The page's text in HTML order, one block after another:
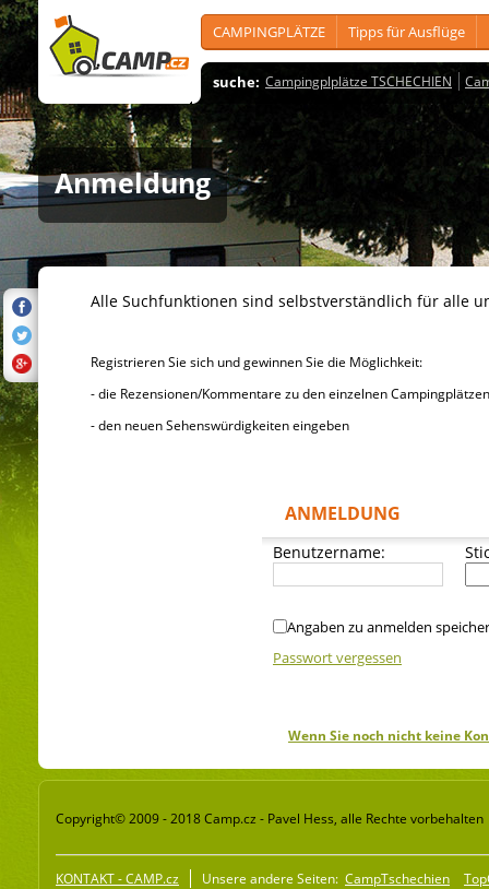
CAMPINGPLÄTZE Tipps für Ausflüge
suche: Campingplplätze TSCHECHIEN
Anmeldung
Alle Suchfunktionen sind selbstverständlich für alle
Registrieren Sie sich und gewinnen Sie die Möglichkeit:
- die Rezensionen/Kommentare zu den einzelnen
- den neuen Sehenswürdigkeiten eingeben
ANMELDUNG
Benutzername:
Angaben zu anmelden
Passwort vergessen
Wenn Sie noch nicht keine
Copyright© 2009 - 2018 Camp.cz - Pavel Hess, alle Rechte vorbehalten
KONTAKT - CAMP.cz Unsere andere Seiten: CampTschechien